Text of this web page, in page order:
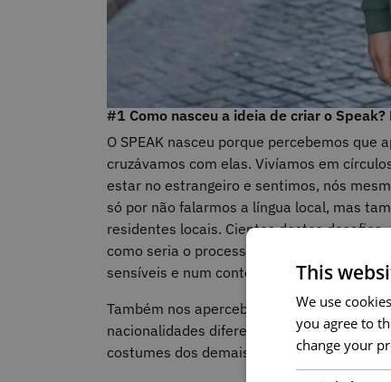
#1 Como nasceu a ideia de criar o
O SPEAK nasceu porque percebemos que
cruzávamos com elas. Vivíamos em
estar no estrangeiro e sentimos, nós
só por não falarmos a língua local, mas
residentes locais. Cientes destes
como seria o processo de integração para
sensíveis e num contexto muito mais
Também nos apercebemos em alguns
nacionalidades diferentes se encontra
costumes dos demais, assim como
This
We use
you agree to
change your